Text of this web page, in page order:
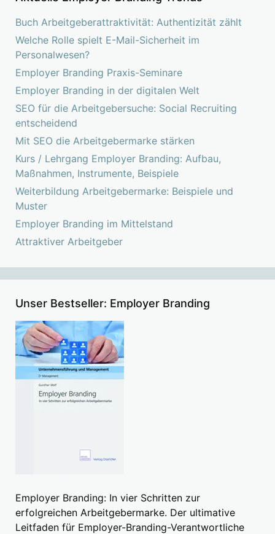
Buch Arbeitgeberattraktivität: Authentizität zählt
Welche Rolle spielt E-Mail-Sicherheit im
Personalwesen?
Employer Branding Praxis-Seminare
Employer Branding in der digitalen Welt
SEO für die Arbeitgebersuche: Social Recruiting
entscheidend
Mit SEO die Arbeitgebermarke stärken
Kurs / Lehrgang Employer Branding: Aufbau,
Maßnahmen, Instrumente, Beispiele
Weiterbildung Arbeitgebermarke: Beispiele und
Muster
Employer Branding im Mittelstand
Attraktiver Arbeitgeber
Unser Bestseller: Employer Branding
Employer Branding: In vier Schritten zur
erfolgreichen Arbeitgebermarke. Der ultimative
Leitfaden für Employer-Branding-Verantwortliche